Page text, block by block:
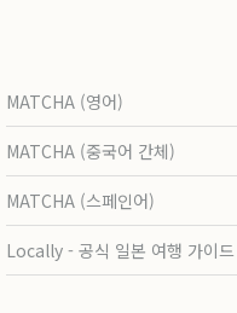
MATCHA (영어)
MATCHA (중국어 간체)
MATCHA (스페인어)
Locally - 공식 일본 여행 가이드